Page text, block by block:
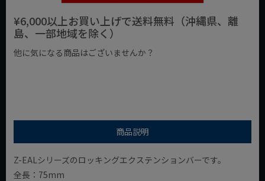
¥6,000以上お買い上げで送料無料（沖縄県、離
島、一部地域を除く）
他に気になる商品はございませんか？
商品説明
Z-EALシリーズのロッキングエクステンションバーです。
全長：75mm